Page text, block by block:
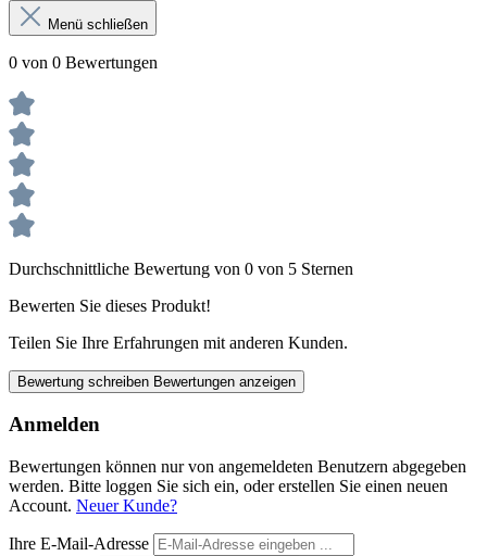
Menü schließen
0 von 0 Bewertungen
Durchschnittliche Bewertung von 0 von 5 Sternen
Bewerten Sie dieses Produkt!
Teilen Sie Ihre Erfahrungen mit anderen Kunden.
Bewertung schreiben Bewertungen anzeigen
Anmelden
Bewertungen können nur von angemeldeten Benutzern abgegeben
werden. Bitte loggen Sie sich ein, oder erstellen Sie einen neuen
Account. Neuer Kunde?
Ihre E-Mail-Adresse